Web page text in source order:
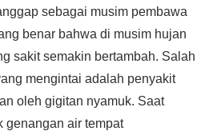
sebagai musim pembawa
benar bahwa di musim hujan
sakit semakin bertambah. Salah
mengintai adalah penyakit
oleh gigitan nyamuk. Saat
genangan air tempat